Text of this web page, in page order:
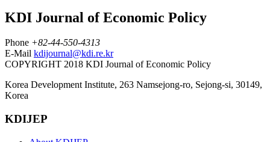
KDI Journal of Economic Policy
Phone +82-44-550-4313
E-Mail kdijournal@kdi.re.kr
COPYRIGHT 2018 KDI Journal of Economic Policy
Korea Development Institute, 263 Namsejong-ro, Sejong-si, 30149,
Korea
KDIJEP